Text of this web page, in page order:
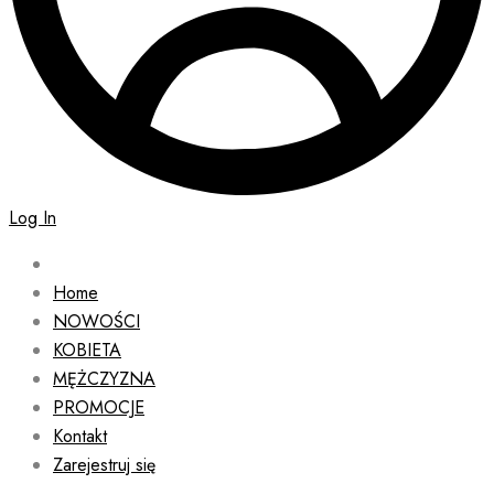
Log In
Home
NOWOŚCI
KOBIETA
MĘŻCZYZNA
PROMOCJE
Kontakt
Zarejestruj się